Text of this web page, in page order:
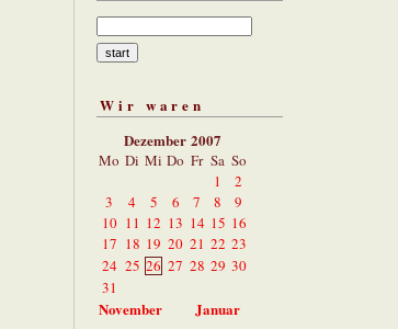
Wir waren
Dezember 2007
Mo Di Mi Do Fr Sa So
1
2
3
4 5 6 7 8
9
10 11 12 13 14 15 16
17 18 19 20 21 22 23
24 25 26 27 28 29 30
31
November
Januar